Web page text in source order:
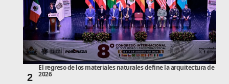
2
El regreso de los materiales naturales define la arquitectura de
2026